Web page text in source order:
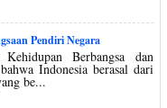
Pendiri Negara
Berbangsa dan
Indonesia berasal dari
be...